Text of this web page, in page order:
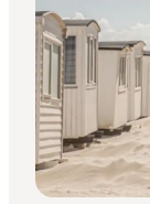
Events
Mach